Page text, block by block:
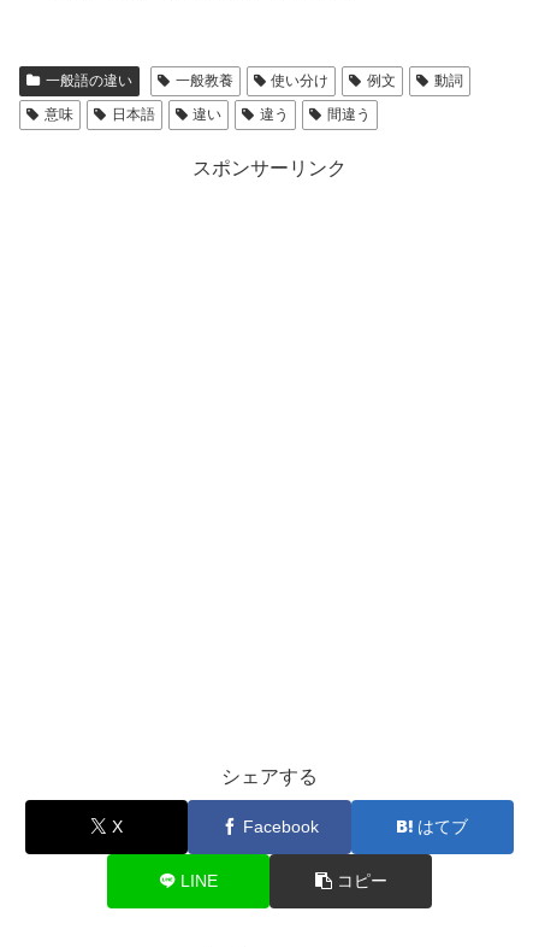
一般語の違い 一般教養 使い分け 例文
動詞
意味
日本語 違い 違う 間違う
スポンサーリンク
シェアする
X Facebook はてブ
LINE コピー